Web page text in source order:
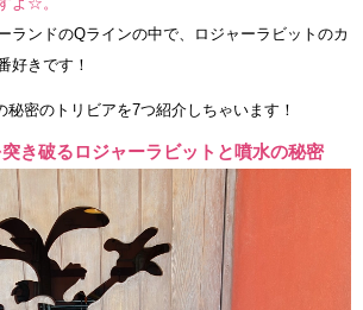
ランドのQラインの中で、ロジャーラビットのカ
好きです！
密のトリビアを7つ紹介しちゃいます！
き破るロジャーラビットと噴水の秘密